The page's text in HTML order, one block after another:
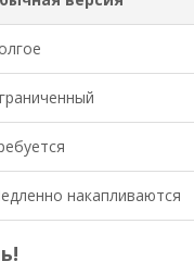
накапливаются